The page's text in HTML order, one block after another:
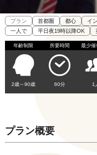
プラン 首都圏 都心 イ
一人で
平日夜19時以降OK
年齢制限
2歳～90歳
所要時間
60分
最少催
1
プラン概要